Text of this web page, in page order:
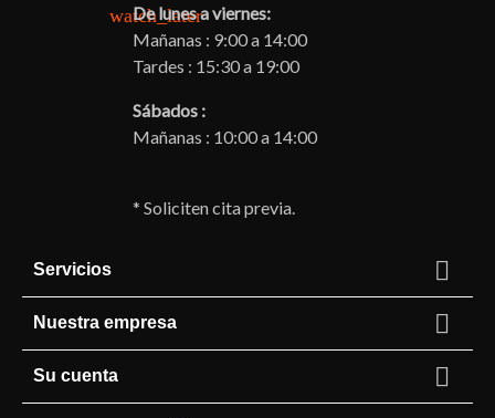
watch_later
De lunes a viernes:
Mañanas : 9:00 a 14:00
Tardes : 15:30 a 19:00
Sábados :
Mañanas : 10:00 a 14:00
* Soliciten cita previa.
Servicios 
Nuestra empresa 
Su cuenta 